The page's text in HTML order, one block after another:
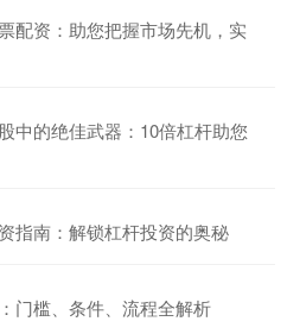
配资：助您把握市场先机，实
中的绝佳武器：10倍杠杆助您
指南：解锁杠杆投资的奥秘
门槛、条件、流程全解析